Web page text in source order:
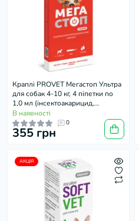
Краплі PROVET Мегастоп Ультра
для собак 4-10 кг, 4 піпетки по
1,0 мл (інсектоакарицид,
антигельмінтик)
В наявності
0
355 грн
АКЦІЯ